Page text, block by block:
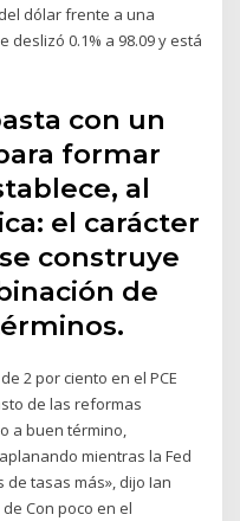
dólar frente a una
0.1% a 98.09 y está
con un
formar
al
el carácter
construye
de
2 por ciento en el PCE
de las reformas
a buen término,
mientras la Fed
tasas más», dijo Ian
Con poco en el